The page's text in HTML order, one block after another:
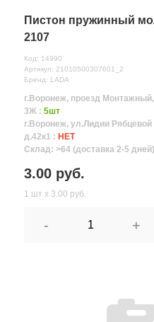
Пистон пружинный
2107
Код: 14990
Артикул: 21010500307601_2
Бренд: LADA
г.Воронеж, проезд Монтажный,
3Ж : 5шт
г.Воронеж, ул.Лидии Рябцевой
д.42к1 : НЕТ
Склад: >64 (доставка 2-5 дней)
3.00 руб.
1 шт х 3.00 руб.
- +